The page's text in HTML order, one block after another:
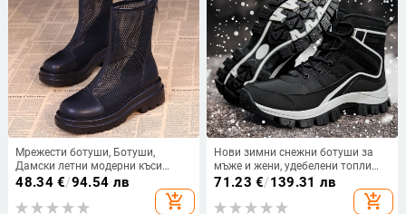
Мрежести ботуши, Ботуши,
Дамски летни модерни къси
ботуши, Ботуши на платформа в
мрежести дамски ботуши с изрез,
48.34€/94.54 лв
add_shopping_cart
Нови зимни снежни ботуши за
мъже и жени, удебелени топли
памучни обувки за туризъм на
открито, нови, за мъже и жени
71.23 €/139.31 лв
add_shopping_cart